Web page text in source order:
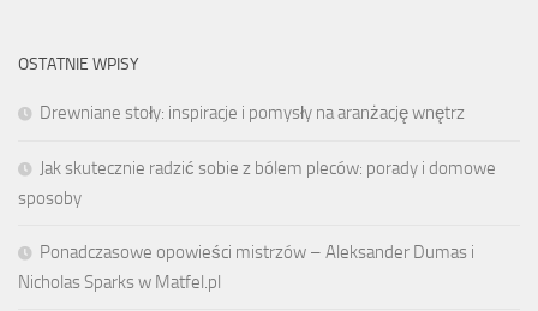
OSTATNIE WPISY
Drewniane stoły: inspiracje i pomysły na aranżację wnętrz
Jak skutecznie radzić sobie z bólem pleców: porady i domowe
sposoby
Ponadczasowe opowieści mistrzów – Aleksander Dumas i
Nicholas Sparks w Matfel.pl